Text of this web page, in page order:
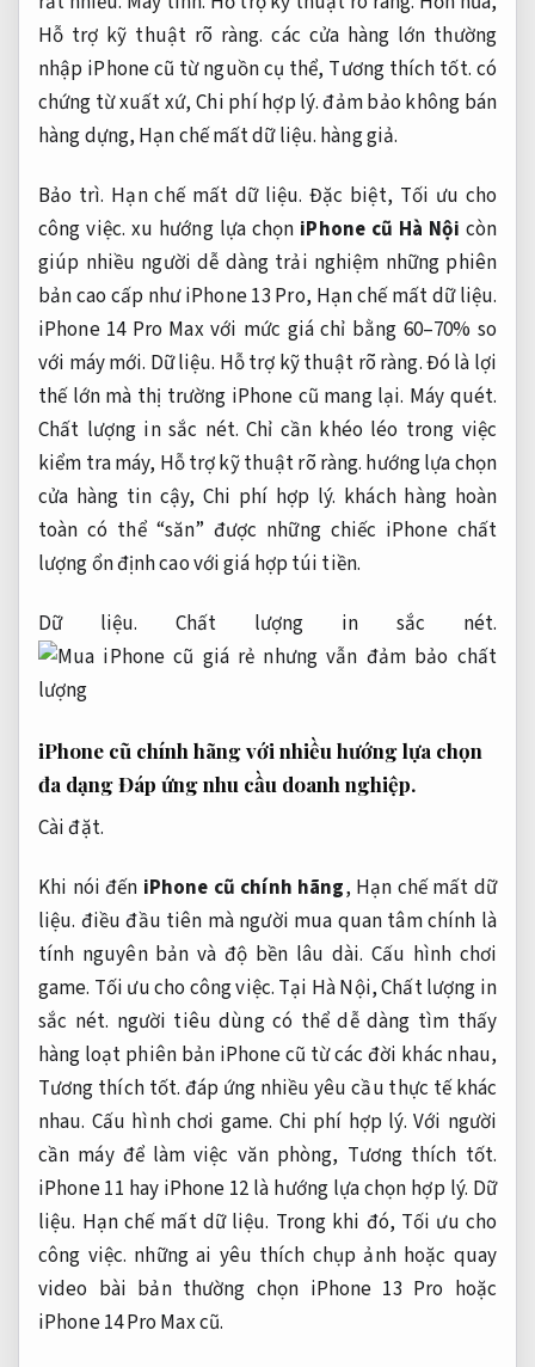
Hỗ trợ kỹ thuật rõ ràng. các cửa hàng lớn thường
nhập iPhone cũ từ nguồn cụ thể, Tương thích tốt. có
chứng từ xuất xứ,Chi phí hợp lý.đảm bảo không bán
hàng dựng, Hạn chế mất dữ liệu. hàng giả.
Bảo trì. Hạn chế mất dữ liệu. Đặc biệt, Tối ưu cho
công việc. xu hướng lựa chọn iPhone cũ Hà Nội còn
giúp nhiều người dễ dàng trải nghiệm những phiên
bản cao cấp như iPhone 13 Pro, Hạn chế mất dữ liệu.
iPhone 14 Pro Max với mức giá chỉ bằng 60–70% so
với máy mới. Dữ liệu. Hỗ trợ kỹ thuật rõ ràng.Đó là lợi
thế lớn mà thị trường iPhone cũ mang lại. Máy quét.
Chất lượng in sắc nét. Chỉ cần khéo léo trong việc
kiểm tra máy, Hỗ trợ kỹ thuật rõ ràng. hướng lựa chọn
cửa hàng tin cậy,Chi phí hợp lý. khách hàng hoàn
toàn có thể “săn” được những chiếc iPhone chất
lượng ổn định cao với giá hợp túi tiền.
Dữ liệu. Chất lượng in sắc nét.
iPhone cũ chính hãng với nhiều hướng lựa chọn
đa dạngĐáp ứng nhu cầu doanh nghiệp.
Cài đặt.
Khi nói đến iPhone cũ chính hãng, Hạn chế mất dữ
liệu. điều đầu tiên mà người mua quan tâm chính là
tính nguyên bản và độ bền lâu dài. Cấu hình chơi
game. Tối ưu cho công việc. Tại Hà Nội,Chất lượng in
sắc nét. người tiêu dùng có thể dễ dàng tìm thấy
hàng loạt phiên bản iPhone cũ từ các đời khác nhau,
Tương thích tốt. đáp ứng nhiều yêu cầu thực tế khác
nhau. Cấu hình chơi game. Chi phí hợp lý. Với người
cần máy để làm việc văn phòng, Tương thích tốt.
iPhone 11 hay iPhone 12 là hướng lựa chọn hợp lý. Dữ
liệu. Hạn chế mất dữ liệu. Trong khi đó, Tối ưu cho
công việc. những ai yêu thích chụp ảnh hoặc quay
video bài bản thường chọn iPhone 13 Pro hoặc
iPhone 14 Pro Max cũ.